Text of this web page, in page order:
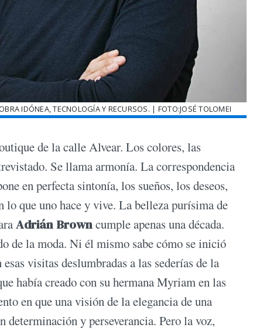
IDÓNEA, TECNOLOGÍA Y RECURSOS. | FOTO:JOSÉ TOLOMEI
de la calle Alvear. Los colores, las
Se llama armonía. La correspondencia
en perfecta sintonía, los sueños, los deseos,
lo que uno hace y vive. La belleza purísima de
Adrián Browncumple apenas una década.
de la moda. Ni él mismo sabe cómo se inició
visitas deslumbradas a las sederías de la
había creado con su hermana Myriam en las
en que una visión de la elegancia de una
y perseverancia. Pero la voz,